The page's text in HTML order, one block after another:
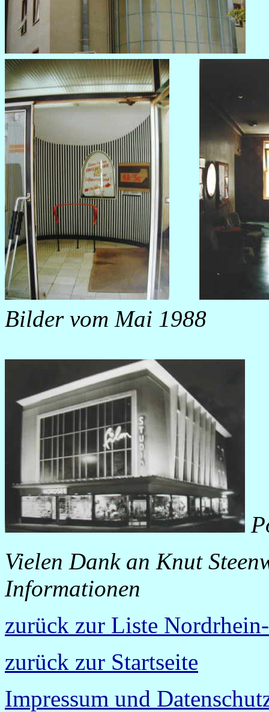
Bilder vom Mai 1988
Vielen Dank an Knut
Informationen
zurück zur Liste
zurück zur Startseite
Impressum und